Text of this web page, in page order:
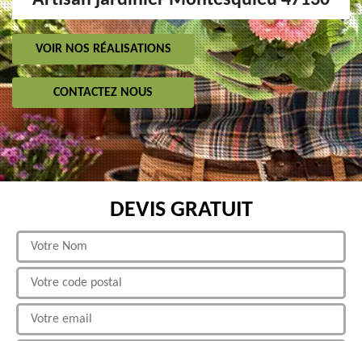
VOIR NOS RÉALISATIONS
CONTACTEZ NOUS
DEVIS GRATUIT